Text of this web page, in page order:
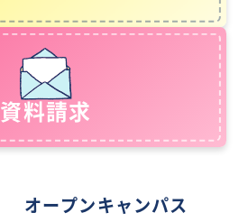
資料請求
オープンキャンパス